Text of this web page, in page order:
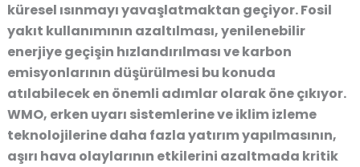
küresel ısınmayı yavaşlatmaktan geçiyor. Fosil
yakıt kullanımının azaltılması, yenilenebilir
enerjiye geçişin hızlandırılması ve karbon
emisyonlarının düşürülmesi bu konuda
atılabilecek en önemli adımlar olarak öne çıkıyor.
WMO, erken uyarı sistemlerine ve iklim izleme
teknolojilerine daha fazla yatırım yapılmasının,
aşırı hava olaylarının etkilerini azaltmada kritik